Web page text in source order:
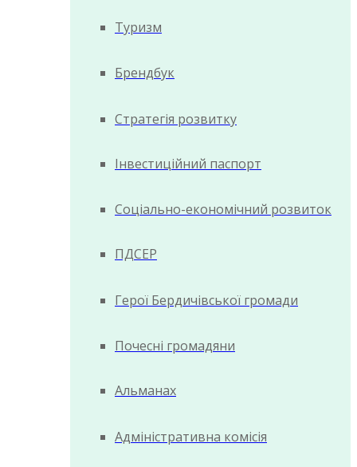
Туризм
Брендбук
Стратегія розвитку
Інвестиційний паспорт
Соціально-економічний розвиток
ПДСЕР
Герої Бердичівської громади
Почесні громадяни
Альманах
Адміністративна комісія